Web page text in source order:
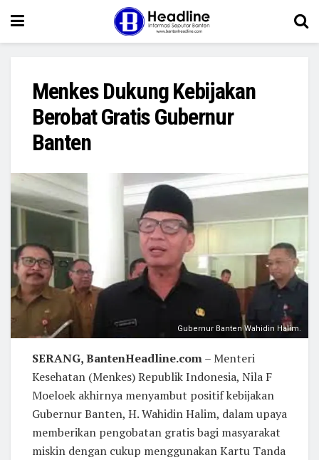
Menkes Dukung Kebijakan
Berobat Gratis Gubernur
Banten
Gubernur Banten Wahidin Halim.
SERANG, BantenHeadline.com– Menteri
Kesehatan (Menkes) Republik Indonesia, Nila F
Moeloek akhirnya menyambut positif kebijakan
Gubernur Banten, H. Wahidin Halim, dalam upaya
memberikan pengobatan gratis bagi masyarakat
miskin dengan cukup menggunakan Kartu Tanda